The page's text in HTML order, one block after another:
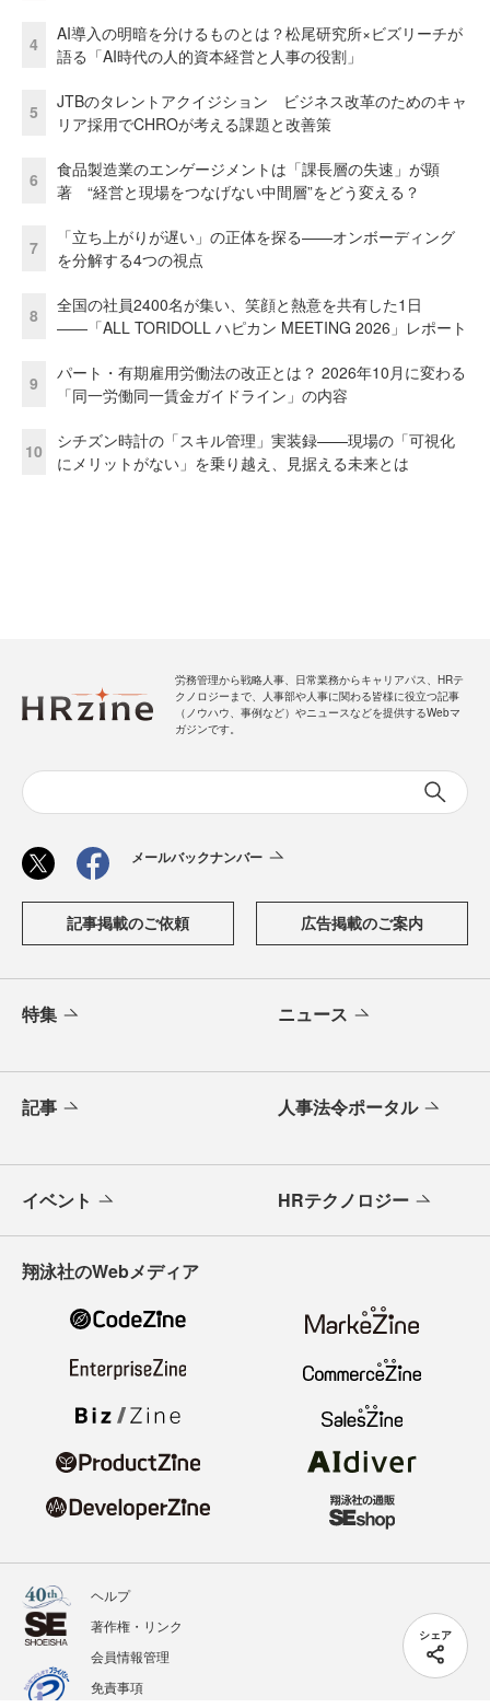
シェア
4
AI導入の明暗を分けるものとは？松尾研究所×ビズリーチが
語る「AI時代の人的資本経営と人事の役割」
5
JTBのタレントアクイジション ビジネス改革のためのキャ
リア採用でCHROが考える課題と改善策
6
食品製造業のエンゲージメントは「課長層の失速」が顕
著 “経営と現場をつなげない中間層”をどう変える？
7
「立ち上がりが遅い」の正体を探る——オンボーディング
を分解する4つの視点
8
全国の社員2400名が集い、笑顔と熱意を共有した1日
――「ALL TORIDOLL ハピカン MEETING 2026」レポート
9
パート・有期雇用労働法の改正とは？ 2026年10月に変わる
「同一労働同一賃金ガイドライン」の内容
10
シチズン時計の「スキル管理」実装録——現場の「可視化
にメリットがない」を乗り越え、見据える未来とは
労務管理から戦略人事、日常業務からキャリアパス、HRテ
クノロジーまで、人事部や人事に関わる皆様に役立つ記事
（ノウハウ、事例など）やニュースなどを提供するWebマ
ガジンです。
メールバックナンバー
記事掲載のご依頼 広告掲載のご案内
特集 ニュース
記事 人事法令ポータル
イベント HRテクノロジー
翔泳社のWebメディア
ヘルプ
著作権・リンク
会員情報管理
免責事項